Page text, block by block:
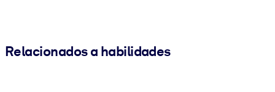
Relacionados a habilidades